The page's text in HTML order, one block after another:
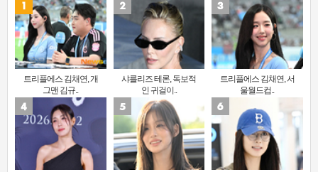
트리플에스 김채연, 개
그맨 김규..
샤를리즈 테론, 독보적
인 귀걸이..
트리플에스 김채연, 서
울월드컵..